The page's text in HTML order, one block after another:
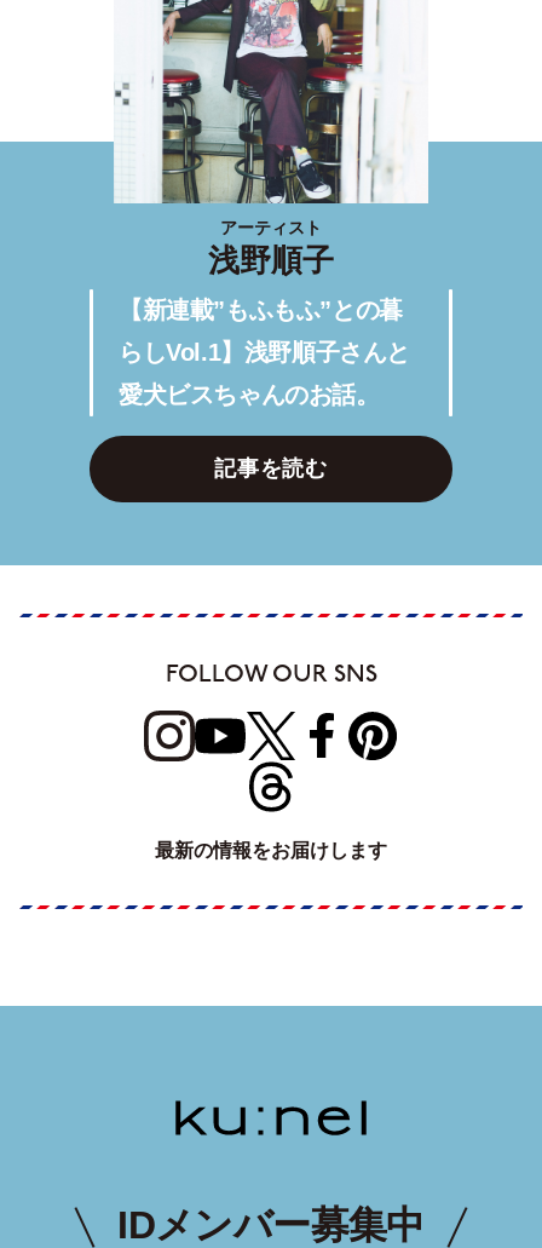
アーティスト
浅野順子
【新連載”もふもふ”との暮
らしVol.1】浅野順子さんと
愛犬ビスちゃんのお話。
記事を読む
FOLLOW OUR SNS
最新の情報をお届けします
IDメンバー募集中